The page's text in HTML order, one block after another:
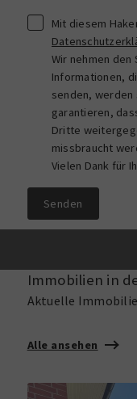
Mit diesem
Wir nehmen den
Informationen,
senden,
garantieren,
Dritte
missbraucht
Vielen Dank für
Senden
Immobilien in
Aktuelle
Alle ansehen